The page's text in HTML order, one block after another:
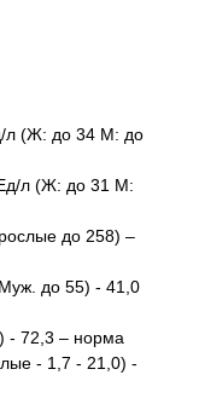
л (Ж: до 34 М: до
л (Ж: до 31 М:
до 258) –
до 55) - 41,0
- 72,3 – норма
- 1,7 - 21,0) -